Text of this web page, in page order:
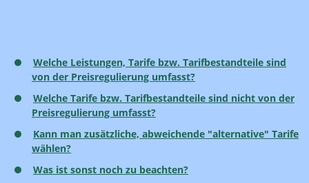
Welche Leistungen, Tarife bzw. Tarifbestandteile sind
von der Preisregulierung umfasst?
Welche Tarife bzw. Tarifbestandteile sind nicht von der
Preisregulierung umfasst?
Kann man zusätzliche, abweichende "alternative" Tarife
wählen?
Was ist sonst noch zu beachten?